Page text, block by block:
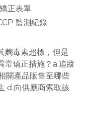
正表單
監測紀錄
麴毒素超標，但是
常矯正措施？a.追蹤
關產品販售至哪些
d.向供應商索取該